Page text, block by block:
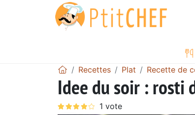
Recettes Plat Recette de
Idee du soir : rosti